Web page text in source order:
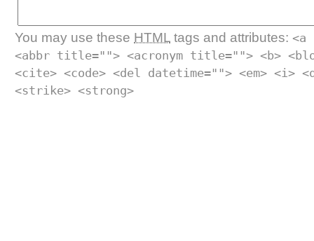
You may use these HTML tags and attributes:
<abbr title=""> <acronym title=""> <b>
<cite> <code> <del datetime=""> <em> <i>
<strike> <strong>